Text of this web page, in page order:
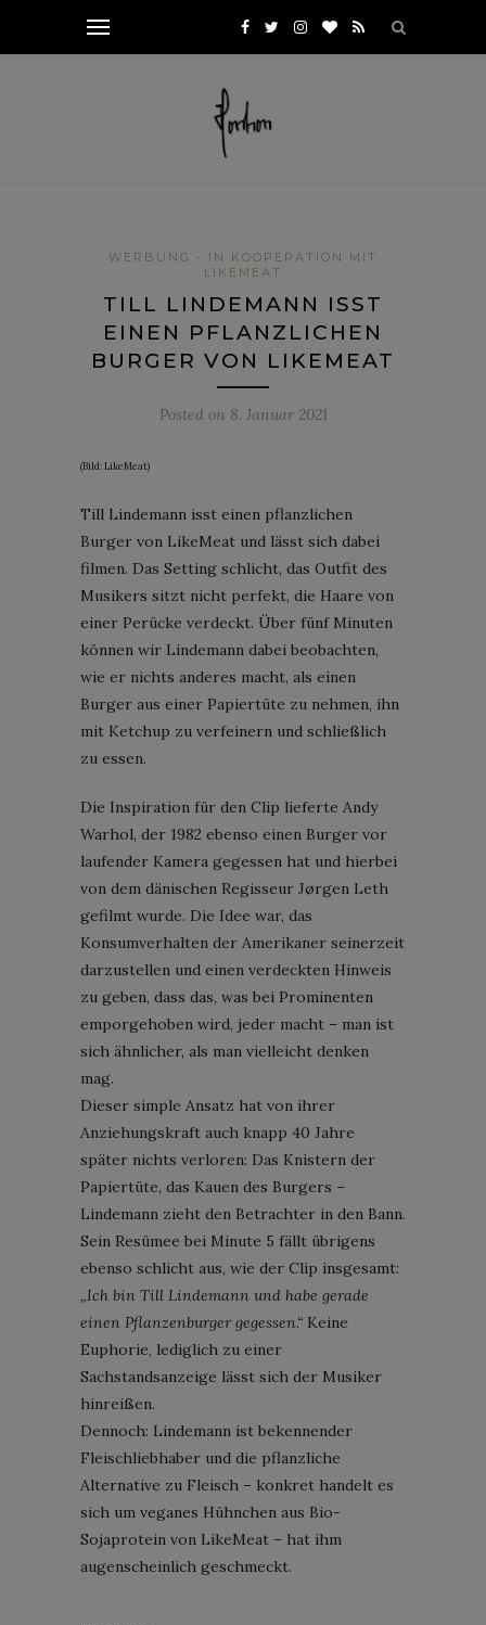
WERBUNG - IN KOOPERATION MIT
LIKEMEAT
TILL LINDEMANN ISST
EINEN PFLANZLICHEN
BURGER VON LIKEMEAT
Posted on 8. Januar 2021
(Bild: LikeMeat)
Till Lindemann isst einen pflanzlichen
Burger von LikeMeat und lässt sich dabei
filmen. Das Setting schlicht, das Outfit des
Musikers sitzt nicht perfekt, die Haare von
einer Perücke verdeckt. Über fünf Minuten
können wir Lindemann dabei beobachten,
wie er nichts anderes macht, als einen
Burger aus einer Papiertüte zu nehmen, ihn
mit Ketchup zu verfeinern und schließlich
zu essen.
Die Inspiration für den Clip lieferte Andy
Warhol, der 1982 ebenso einen Burger vor
laufender Kamera gegessen hat und hierbei
von dem dänischen Regisseur Jørgen Leth
gefilmt wurde. Die Idee war, das
Konsumverhalten der Amerikaner seinerzeit
darzustellen und einen verdeckten Hinweis
zu geben, dass das, was bei Prominenten
emporgehoben wird, jeder macht – man ist
sich ähnlicher, als man vielleicht denken
mag.
Dieser simple Ansatz hat von ihrer
Anziehungskraft auch knapp 40 Jahre
später nichts verloren: Das Knistern der
Papiertüte, das Kauen des Burgers –
Lindemann zieht den Betrachter in den Bann.
Sein Resümee bei Minute 5 fällt übrigens
ebenso schlicht aus, wie der Clip insgesamt:
„Ich bin Till Lindemann und habe gerade
einen Pflanzenburger gegessen.“ Keine
Euphorie, lediglich zu einer
Sachstandsanzeige lässt sich der Musiker
hinreißen.
Dennoch: Lindemann ist bekennender
Fleischliebhaber und die pflanzliche
Alternative zu Fleisch – konkret handelt es
sich um veganes Hühnchen aus Bio-
Sojaprotein von LikeMeat – hat ihm
augenscheinlich geschmeckt.